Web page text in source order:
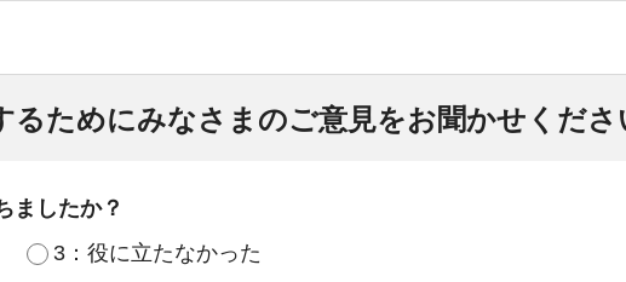
るためにみなさまのご意見をお聞かせくださ
ましたか？
3：役に立たなかった